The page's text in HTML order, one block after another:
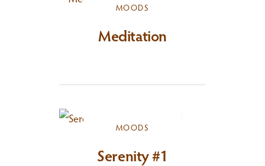
MOODS
Meditation
MOODS
Serenity #1